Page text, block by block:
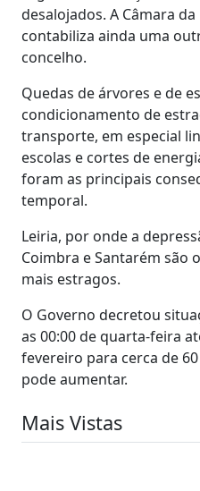
desalojados. A Câmara
contabiliza ainda uma
concelho.
Quedas de árvores e de
condicionamento de
transporte, em especial
escolas e cortes de
foram as principais
temporal.
Leiria, por onde a
Coimbra e Santarém são
mais estragos.
O Governo decretou
as 00:00 de quarta-feira
fevereiro para cerca de
pode aumentar.
Mais Vistas